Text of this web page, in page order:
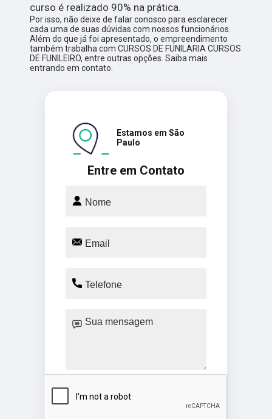
curso é realizado 90% na prática.
Por isso, não deixe de falar conosco para esclarecer
cada uma de suas dúvidas com nossos funcionários.
Além do que já foi apresentado, o empreendimento
também trabalha com CURSOS DE FUNILARIA CURSOS
DE FUNILEIRO, entre outras opções. Saiba mais
entrando em contato.
Entre em Contato
Estamos em São
Paulo